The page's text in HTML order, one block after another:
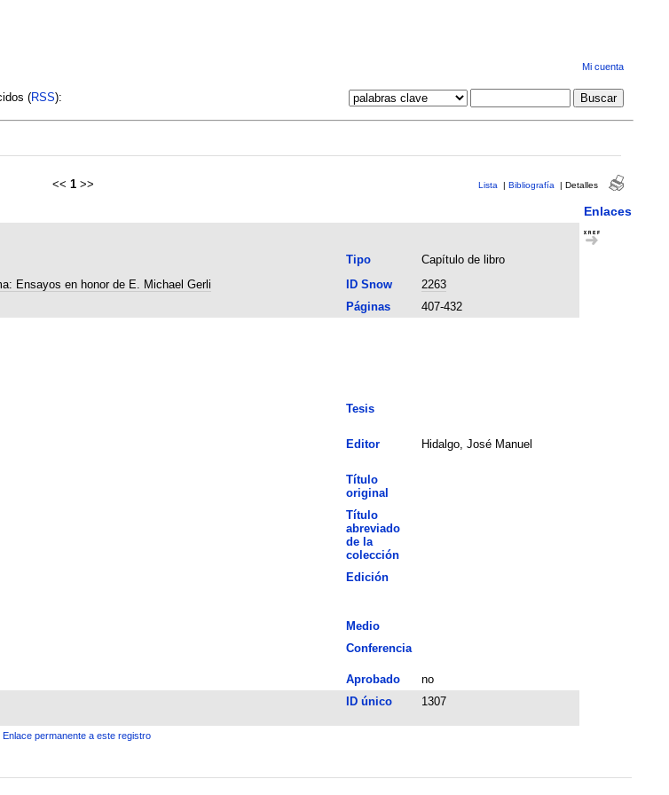
Mi cuenta
(RSS):
<< 1 >> Lista | Bibliografía | Detalles
Enlaces
Tipo
Capítulo de libro
Ensayos en honor de E. Michael Gerli ID Snow
2263
Páginas
407-432
Tesis
Editor Hidalgo, José Manuel
Título
original
Título
abreviado
de la
colección
Edición
Medio
Conferencia
Aprobado
no
ID único 1307
Enlace permanente a este registro